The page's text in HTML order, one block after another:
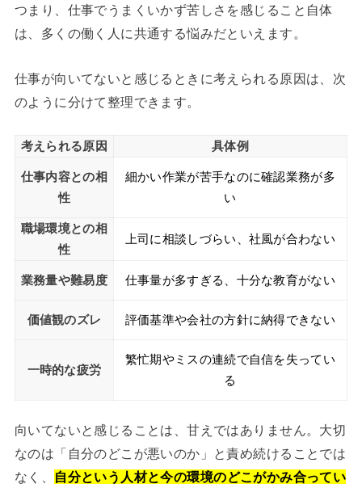
つまり、仕事でうまくいかず苦しさを感じること自体
は、多くの働く人に共通する悩みだといえます。
仕事が向いてないと感じるときに考えられる原因は、次
のように分けて整理できます。
考えられる原因 具体例
仕事内容との相
性
細かい作業が苦手なのに確認業務が多
い
職場環境との相
性
上司に相談しづらい、社風が合わない
業務量や難易度 仕事量が多すぎる、十分な教育がない
価値観のズレ 評価基準や会社の方針に納得できない
一時的な疲労
繁忙期やミスの連続で自信を失ってい
る
向いてないと感じることは、甘えではありません。大切
なのは「自分のどこが悪いのか」と責め続けることでは
なく、
自分という人材と今の環境のどこがかみ合ってい